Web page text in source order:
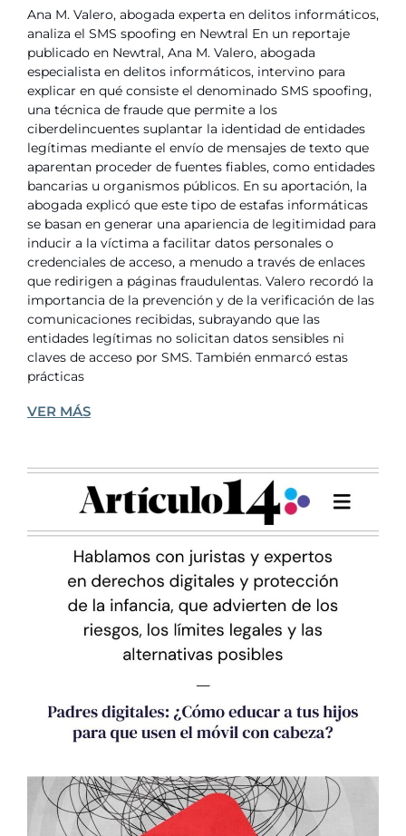
Ana M. Valero, abogada experta en delitos informáticos,
analiza el SMS spoofing en Newtral En un reportaje
publicado en Newtral, Ana M. Valero, abogada
especialista en delitos informáticos, intervino para
explicar en qué consiste el denominado SMS spoofing,
una técnica de fraude que permite a los
ciberdelincuentes suplantar la identidad de entidades
legítimas mediante el envío de mensajes de texto que
aparentan proceder de fuentes fiables, como entidades
bancarias u organismos públicos. En su aportación, la
abogada explicó que este tipo de estafas informáticas
se basan en generar una apariencia de legitimidad para
inducir a la víctima a facilitar datos personales o
credenciales de acceso, a menudo a través de enlaces
que redirigen a páginas fraudulentas. Valero recordó la
importancia de la prevención y de la verificación de las
comunicaciones recibidas, subrayando que las
entidades legítimas no solicitan datos sensibles ni
claves de acceso por SMS. También enmarcó estas
prácticas
VER MÁS